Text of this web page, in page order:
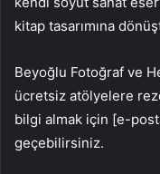
kitap tasarımına
Beyoğlu Fotoğraf ve
ücretsiz atölyelere
bilgi almak için [e-
geçebilirsiniz.